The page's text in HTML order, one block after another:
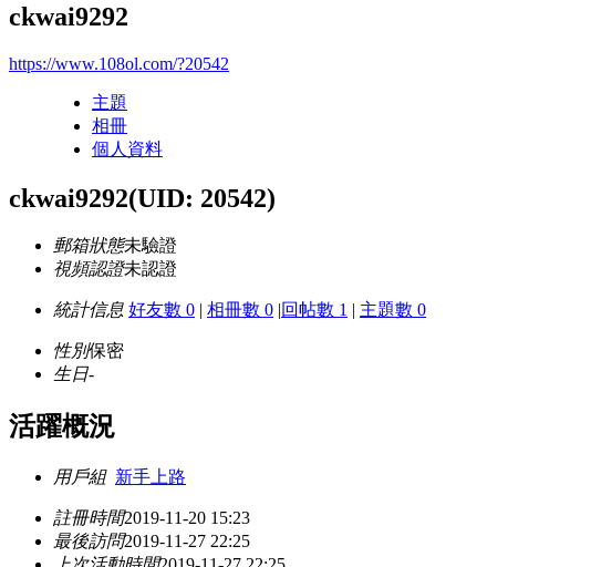
ckwai9292
https://www.108ol.com/?20542
主題
相冊
個人資料
ckwai9292(UID: 20542)
郵箱狀態未驗證
視頻認證未認證
統計信息 好友數 0 | 相冊數 0 |回帖數 1 | 主題數 0
性別保密
生日-
活躍概況
用戶組 新手上路
註冊時間2019-11-20 15:23
最後訪問2019-11-27 22:25